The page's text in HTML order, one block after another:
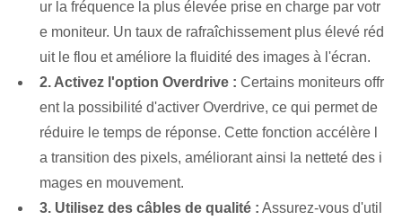
ur la fréquence la plus élevée prise en charge par votr
e moniteur. Un taux de rafraîchissement plus élevé réd
uit le flou et améliore la fluidité des images à l'écran.
2. Activez l'option Overdrive : Certains moniteurs offr
ent la possibilité d'activer Overdrive, ce qui permet de
réduire le temps de réponse. Cette fonction accélère l
a transition des pixels, améliorant ainsi la netteté des i
mages en mouvement.
3. Utilisez des câbles de qualité : Assurez-vous d'util